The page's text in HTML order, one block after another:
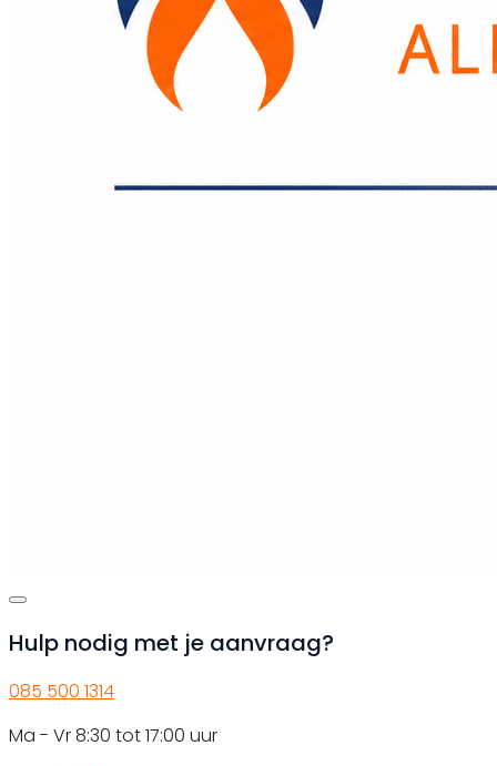
Hulp nodig met je aanvraag?
085 500 1314
Ma - Vr 8:30 tot 17:00 uur